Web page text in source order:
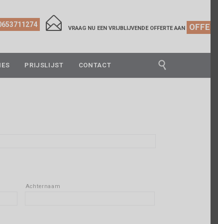
 VRAAG NU EEN VRIJBLIJVENDE OFFERTE AAN
PRIJSLIJST CONTACT 
Achternaam